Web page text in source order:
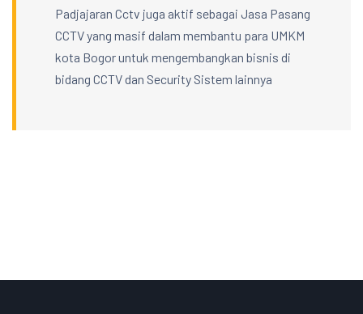
Padjajaran Cctv juga aktif sebagai Jasa Pasang
CCTV yang masif dalam membantu para UMKM
kota Bogor untuk mengembangkan bisnis di
bidang CCTV dan Security Sistem lainnya